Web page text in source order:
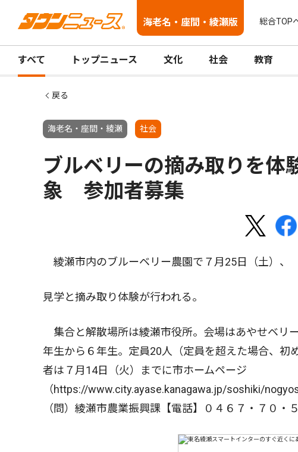
海老名・座間・綾瀬版 総合TOP
すべて トップニュース 文化 社会 教育
戻る
海老名・座間・綾瀬 社会
ブルベリーの摘み取りを体
象 参加者募集
綾瀬市内のブルーベリー農園で７月25日（土）、
見学と摘み取り体験が行われる。
集合と解散場所は綾瀬市役所。会場はあやせベリ
年生から６年生。定員20人（定員を超えた場合、
者は７月14日（火）までに市ホームページ
（https://www.city.ayase.kanagawa.jp/soshiki/
（問）綾瀬市農業振興課【電話】０４６７・７０・